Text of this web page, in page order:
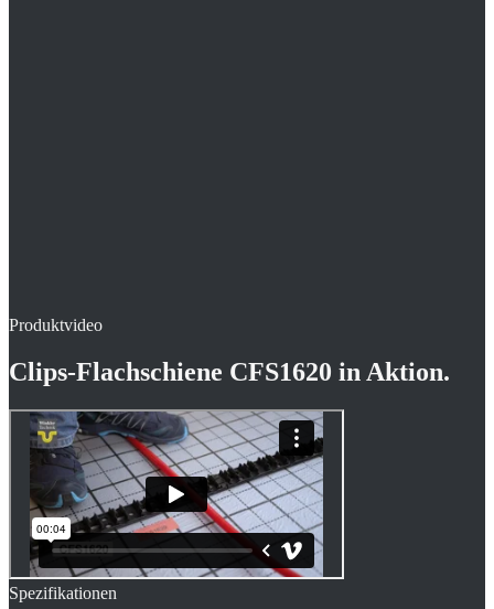
Produktvideo
Clips-Flachschiene CFS1620 in Aktion.
Spezifikationen